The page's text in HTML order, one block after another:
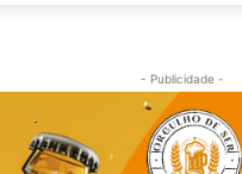
- Publicidade -